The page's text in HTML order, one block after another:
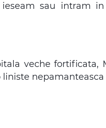
sau intram
veche fortificata,